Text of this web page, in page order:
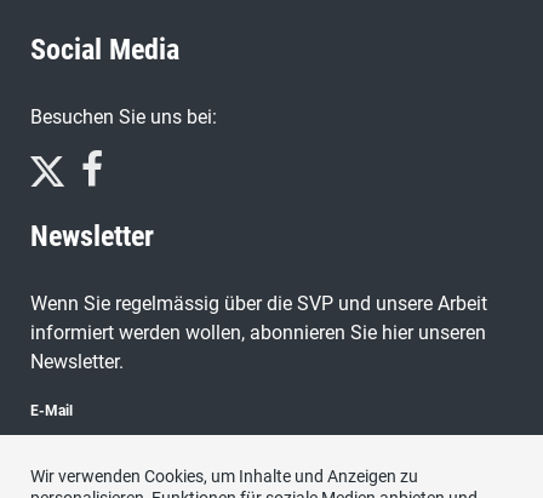
Social Media
Besuchen Sie uns bei:
Newsletter
Wenn Sie regelmässig über die SVP und unsere Arbeit
informiert werden wollen, abonnieren Sie hier unseren
Newsletter.
E-Mail
Wir verwenden Cookies, um Inhalte und Anzeigen zu